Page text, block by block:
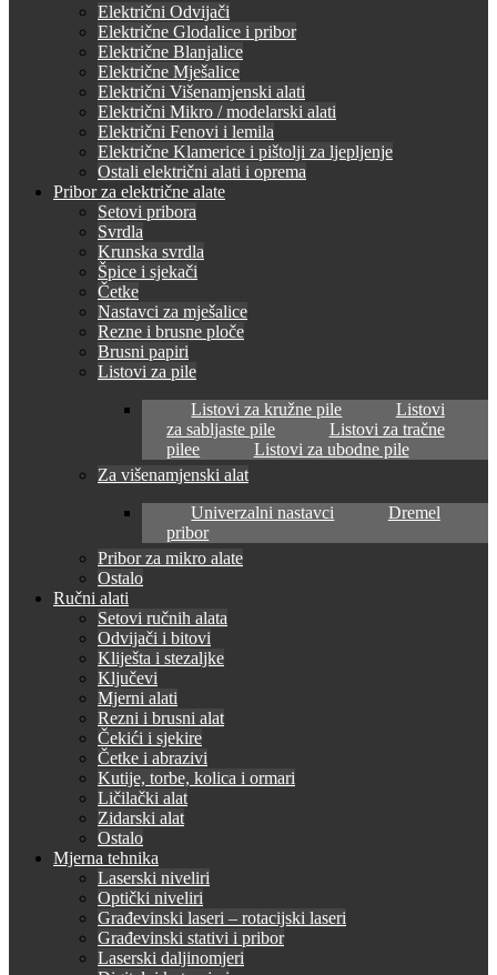
Električni Odvijači
Električne Glodalice i pribor
Električne Blanjalice
Električne Mješalice
Električni Višenamjenski alati
Električni Mikro / modelarski alati
Električni Fenovi i lemila
Električne Klamerice i pištolji za ljepljenje
Ostali električni alati i oprema
Pribor za električne alate
Setovi pribora
Svrdla
Krunska svrdla
Špice i sjekači
Četke
Nastavci za mješalice
Rezne i brusne ploče
Brusni papiri
Listovi za pile
Listovi za kružne pile
Listovi
za sabljaste pile
Listovi za tračne
pilee
Listovi za ubodne pile
Za višenamjenski alat
Univerzalni nastavci
Dremel
pribor
Pribor za mikro alate
Ostalo
Ručni alati
Setovi ručnih alata
Odvijači i bitovi
Kliješta i stezaljke
Ključevi
Mjerni alati
Rezni i brusni alat
Čekići i sjekire
Četke i abrazivi
Kutije, torbe, kolica i ormari
Ličilački alat
Zidarski alat
Ostalo
Mjerna tehnika
Laserski niveliri
Optički niveliri
Građevinski laseri – rotacijski laseri
Građevinski stativi i pribor
Laserski daljinomjeri